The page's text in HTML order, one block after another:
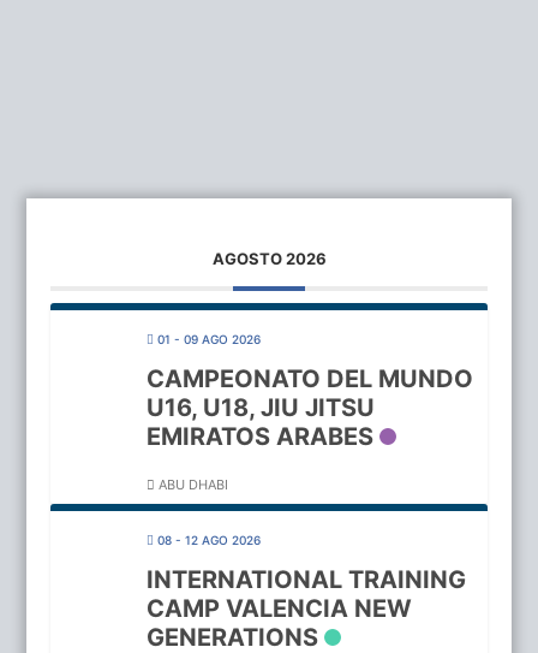
AGOSTO 2026
01 - 09 AGO 2026
CAMPEONATO DEL MUNDO
U16, U18, JIU JITSU
EMIRATOS ARABES
ABU DHABI
08 - 12 AGO 2026
INTERNATIONAL TRAINING
CAMP VALENCIA NEW
GENERATIONS